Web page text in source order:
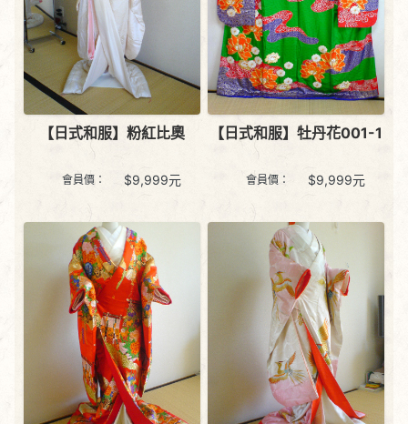
【日式和服】粉紅比奧
會員價： $9,999元
【日式和服】牡丹花001-1
會員價： $9,999元